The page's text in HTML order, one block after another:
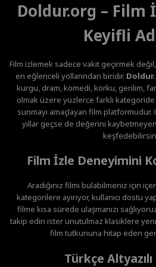
Doldur.org – Film
Keyifli
Film izlemek sadece vakit geçirmek
en eğlenceli yollarından biridir.
kurgu, dram, komedi, korku, gerilim,
olmak üzere yüzlerce farklı kategoride
sunmayı amaçlayan film platformudur.
yıllar geçse de değerini
Film İzle Deneyimini
Aradığınız filmi bulabilmeniz için
kategorilere ayırıyor, kullanıcı dostu
filme kısa sürede ulaşmanızı
takip edin ister unutulmaz klasiklere
film tutkununa hitap eden
Türkçe